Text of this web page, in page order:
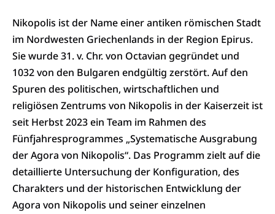
Nikopolis ist der Name einer antiken römischen Stadt
im Nordwesten Griechenlands in der Region Epirus.
Sie wurde 31. v. Chr. von Octavian gegründet und
1032 von den Bulgaren endgültig zerstört. Auf den
Spuren des politischen, wirtschaftlichen und
religiösen Zentrums von Nikopolis in der Kaiserzeit ist
seit Herbst 2023 ein Team im Rahmen des
Fünfjahresprogrammes „Systematische Ausgrabung
der Agora von Nikopolis“. Das Programm zielt auf die
detaillierte Untersuchung der Konfiguration, des
Charakters und der historischen Entwicklung der
Agora von Nikopolis und seiner einzelnen